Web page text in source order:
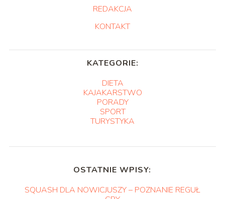
REDAKCJA
KONTAKT
KATEGORIE:
DIETA
KAJAKARSTWO
PORADY
SPORT
TURYSTYKA
OSTATNIE WPISY:
SQUASH DLA NOWICJUSZY – POZNANIE REGUŁ